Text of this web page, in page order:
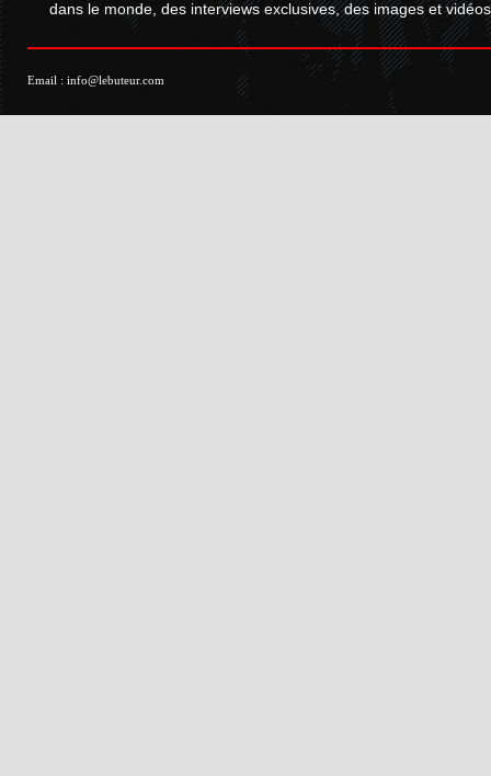
dans le monde, des interviews exclusives, des images et
Email : info@lebuteur.com